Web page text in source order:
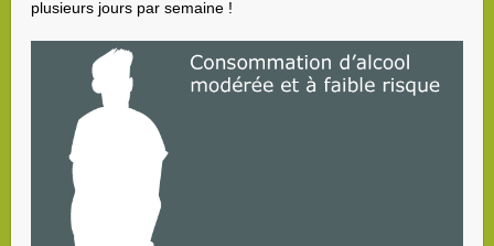
plusieurs jours par semaine !